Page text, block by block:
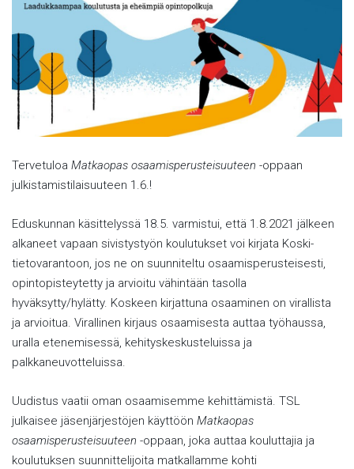
Tervetuloa Matkaopas osaamisperusteisuuteen -oppaan
julkistamistilaisuuteen 1.6.!
Eduskunnan käsittelyssä 18.5. varmistui, että 1.8.2021 jälkeen
alkaneet vapaan sivistystyön koulutukset voi kirjata Koski-
tietovarantoon, jos ne on suunniteltu osaamisperusteisesti,
opintopisteytetty ja arvioitu vähintään tasolla
hyväksytty/hylätty. Koskeen kirjattuna osaaminen on virallista
ja arvioitua. Virallinen kirjaus osaamisesta auttaa työhaussa,
uralla etenemisessä, kehityskeskusteluissa ja
palkkaneuvotteluissa.
Uudistus vaatii oman osaamisemme kehittämistä. TSL
julkaisee jäsenjärjestöjen käyttöön Matkaopas
osaamisperusteisuuteen -oppaan, joka auttaa kouluttajia ja
koulutuksen suunnittelijoita matkallamme kohti